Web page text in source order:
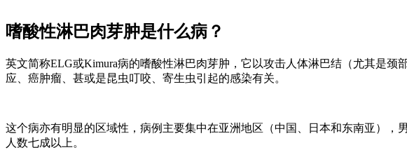
嗜酸性淋巴肉芽肿是什么病？
英文简称ELG或Kimura病的嗜酸性淋巴肉芽肿，它以攻击人体淋巴结（尤其是
应、癌肿瘤、甚或是昆虫叮咬、寄生虫引起的感染有关。
这个病亦有明显的区域性，病例主要集中在亚洲地区（中国、日本和东南亚），
人数七成以上。